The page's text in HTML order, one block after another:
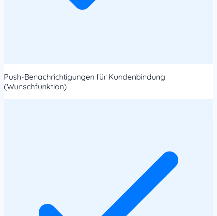
Push-Benachrichtigungen für Kundenbindung
(Wunschfunktion)